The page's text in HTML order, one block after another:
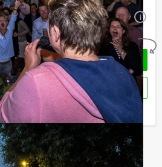
i
Geheel vrijblijvend
AANVRAGEN
RESERVEREN
vraag over dit uitje